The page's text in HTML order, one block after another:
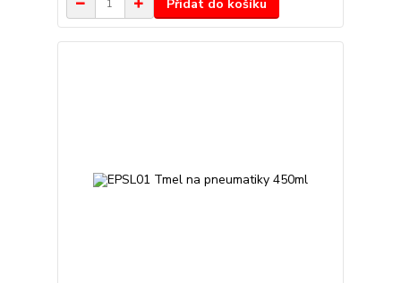
Přidat do košíku